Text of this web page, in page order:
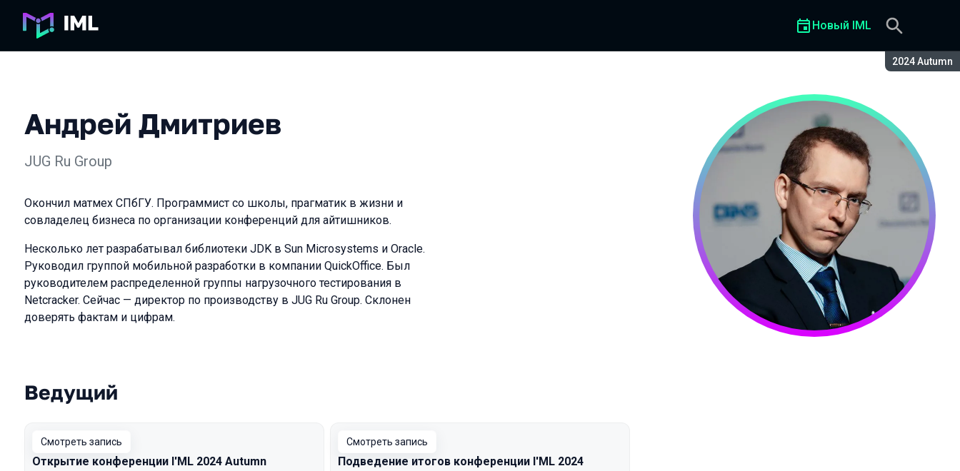
Сезон:
2024 Autumn
Новый IML
Андрей Дмитриев
JUG Ru Group
Окончил матмех СПбГУ. Программист со школы, прагматик в жизни и
совладелец бизнеса по организации конференций для айтишников.
Несколько лет разрабатывал библиотеки JDK в Sun Microsystems и Oracle.
Руководил группой мобильной разработки в компании QuickOffice. Был
руководителем распределенной группы нагрузочного тестирования в
Netсracker. Сейчас — директор по производству в JUG Ru Group. Склонен
доверять фактам и цифрам.
Выступления в сезоне 2024 Autumn
Ведущий
Смотреть запись
Открытие конференции I'ML 2024 Autumn
Смотреть запись
Подведение итогов конференции I'ML 2024